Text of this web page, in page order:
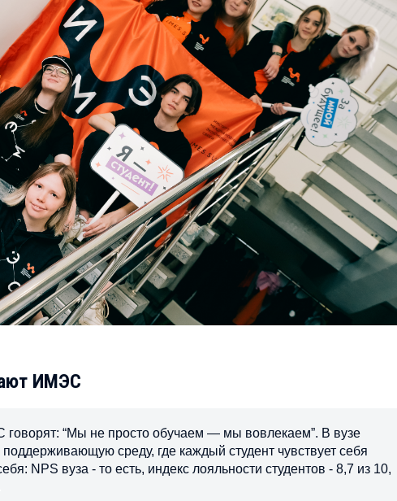
ИМЭС
“Мы не просто обучаем — мы вовлекаем”. В вузе
среду, где каждый студент чувствует себя
NPS вуза - то есть, индекс лояльности студентов - 8,7 из 10,